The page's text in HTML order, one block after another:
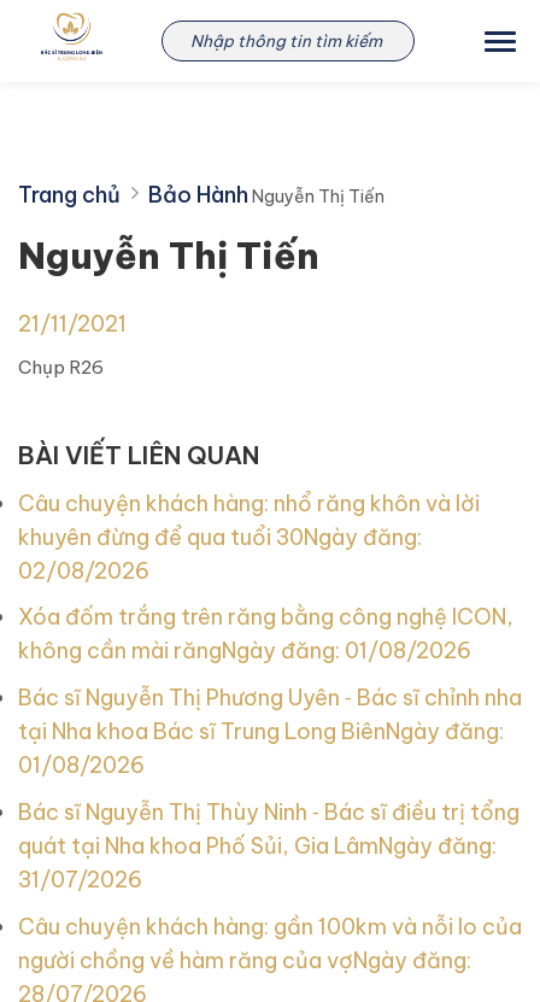
Nguyễn Thị Tiến
Trang chủ Bảo Hành Nguyễn Thị Tiến
Nguyễn Thị Tiến
21/11/2021
Chụp R26
BÀI VIẾT LIÊN QUAN
Câu chuyện khách hàng: nhổ răng khôn và lời
khuyên đừng để qua tuổi 30Ngày đăng:
02/08/2026
Xóa đốm trắng trên răng bằng công nghệ ICON,
không cần mài răngNgày đăng: 01/08/2026
Bác sĩ Nguyễn Thị Phương Uyên ‑ Bác sĩ chỉnh nha
tại Nha khoa Bác sĩ Trung Long BiênNgày đăng:
01/08/2026
Bác sĩ Nguyễn Thị Thùy Ninh ‑ Bác sĩ điều trị tổng
quát tại Nha khoa Phố Sủi, Gia LâmNgày đăng:
31/07/2026
Câu chuyện khách hàng: gần 100km và nỗi lo của
người chồng về hàm răng của vợNgày đăng:
28/07/2026